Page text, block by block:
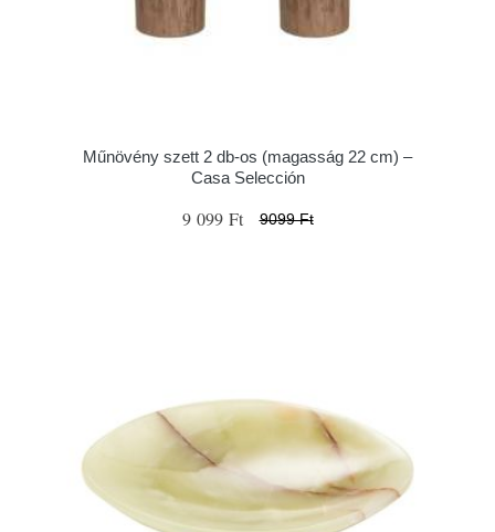
Műnövény szett 2 db-os (magasság 22 cm) –
Casa Selección
9 099 Ft 9099 Ft